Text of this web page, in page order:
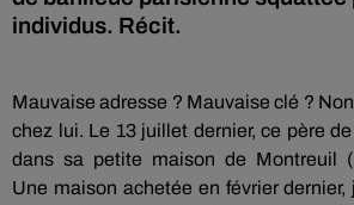
individus. Récit.
Mauvaise adresse ? Mauvaise clé ?
chez lui. Le 13 juillet dernier, ce père
dans sa petite maison de Montreuil
Une maison achetée en février